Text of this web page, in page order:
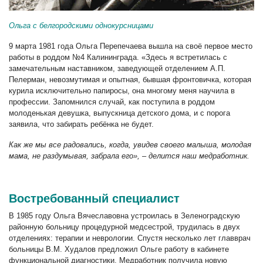
Ольга с белгородскими однокурсницами
9 марта 1981 года Ольга Перепечаева вышла на своё первое место
работы в роддом №4 Калининграда. «Здесь я встретилась с
замечательным наставником, заведующей отделением А.П.
Пелерман, невозмутимая и опытная, бывшая фронтовичка, которая
курила исключительно папиросы, она многому меня научила в
профессии. Запомнился случай, как поступила в роддом
молоденькая девушка, выпускница детского дома, и с порога
заявила, что забирать ребёнка не будет.
Как же мы все радовались, когда, увидев своего малыша, молодая
мама, не раздумывая, забрала его», –делится наш медработник.
Востребованный специалист
В 1985 году Ольга Вячеславовна устроилась в Зеленоградскую
районную больницу процедурной медсестрой, трудилась в двух
отделениях: терапии и неврологии. Спустя несколько лет главврач
больницы В.М. Худалов предложил Ольге работу в кабинете
функциональной диагностики. Медработник получила новую